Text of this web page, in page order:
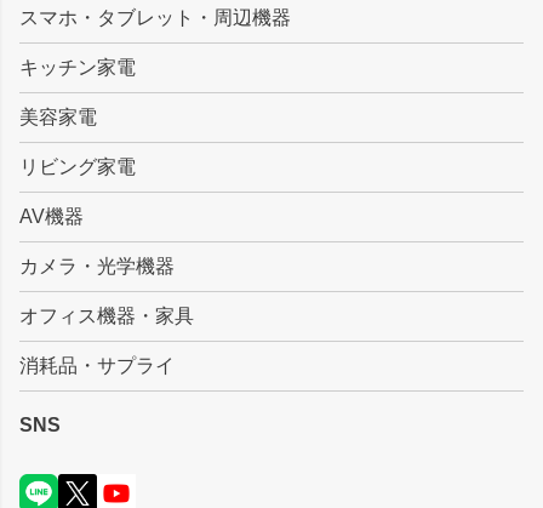
スマホ・タブレット・周辺機器
キッチン家電
美容家電
リビング家電
AV機器
カメラ・光学機器
オフィス機器・家具
消耗品・サプライ
SNS